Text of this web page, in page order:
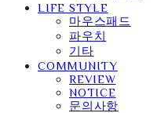
LIFE STYLE
마우스패드
파우치
기타
COMMUNITY
REVIEW
NOTICE
문의사항